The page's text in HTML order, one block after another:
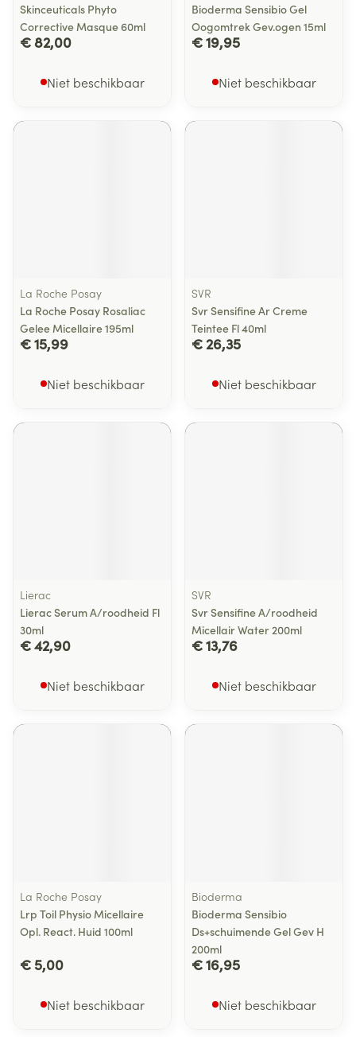
Skinceuticals Phyto
Corrective Masque 60ml
€ 82,00
Niet beschikbaar
Bioderma Sensibio Gel
Oogomtrek Gev.ogen 15ml
€ 19,95
Niet beschikbaar
La Roche Posay
La Roche Posay Rosaliac
Gelee Micellaire 195ml
€ 15,99
Niet beschikbaar
SVR
Svr Sensifine Ar Creme
Teintee Fl 40ml
€ 26,35
Niet beschikbaar
Lierac
Lierac Serum A/roodheid Fl
30ml
€ 42,90
Niet beschikbaar
SVR
Svr Sensifine A/roodheid
Micellair Water 200ml
€ 13,76
Niet beschikbaar
La Roche Posay
Lrp Toil Physio Micellaire
Opl. React. Huid 100ml
€ 5,00
Niet beschikbaar
Bioderma
Bioderma Sensibio
Ds+schuimende Gel Gev H
200ml
€ 16,95
Niet beschikbaar